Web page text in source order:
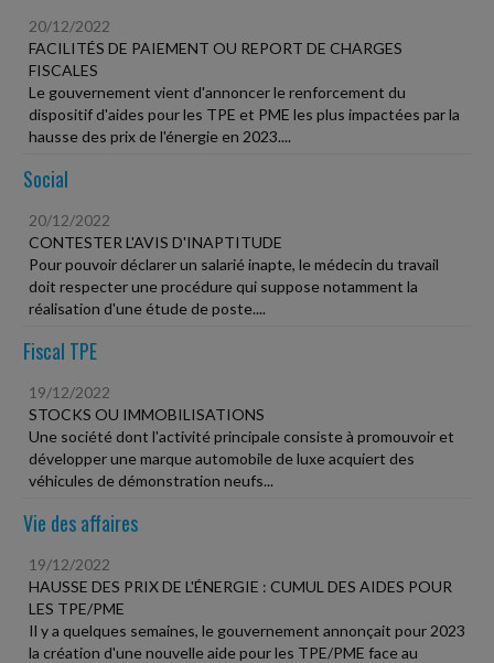
20/12/2022
FACILITÉS DE PAIEMENT OU REPORT DE CHARGES
FISCALES
Le gouvernement vient d'annoncer le renforcement du
dispositif d'aides pour les TPE et PME les plus impactées par la
hausse des prix de l'énergie en 2023....
Social
20/12/2022
CONTESTER L'AVIS D'INAPTITUDE
Pour pouvoir déclarer un salarié inapte, le médecin du travail
doit respecter une procédure qui suppose notamment la
réalisation d'une étude de poste....
Fiscal TPE
19/12/2022
STOCKS OU IMMOBILISATIONS
Une société dont l'activité principale consiste à promouvoir et
développer une marque automobile de luxe acquiert des
véhicules de démonstration neufs...
Vie des affaires
19/12/2022
HAUSSE DES PRIX DE L'ÉNERGIE : CUMUL DES AIDES POUR
LES TPE/PME
Il y a quelques semaines, le gouvernement annonçait pour 2023
la création d'une nouvelle aide pour les TPE/PME face au